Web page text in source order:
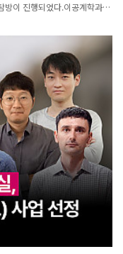
이 진행되었다.이공계학과대
간 총 17명의 학생이 방문하
와의 질의응답 시간을 가졌다.
기를 직접 듣고 궁금한 점을
보냈다.수학과는 앞으로도 미
다.